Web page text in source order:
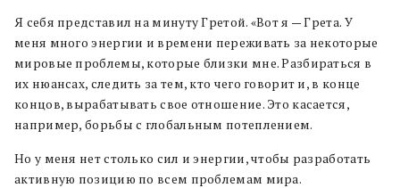
Я себя представил на минуту Гретой. «Вот я — Грета. У
меня много энергии и времени переживать за некоторые
мировые проблемы, которые близки мне. Разбираться в
их нюансах, следить за тем, кто чего говорит и, в конце
концов, вырабатывать свое отношение. Это касается,
например, борьбы с глобальным потеплением.
Но у меня нет столько сил и энергии, чтобы разработать
активную позицию по всем проблемам мира.